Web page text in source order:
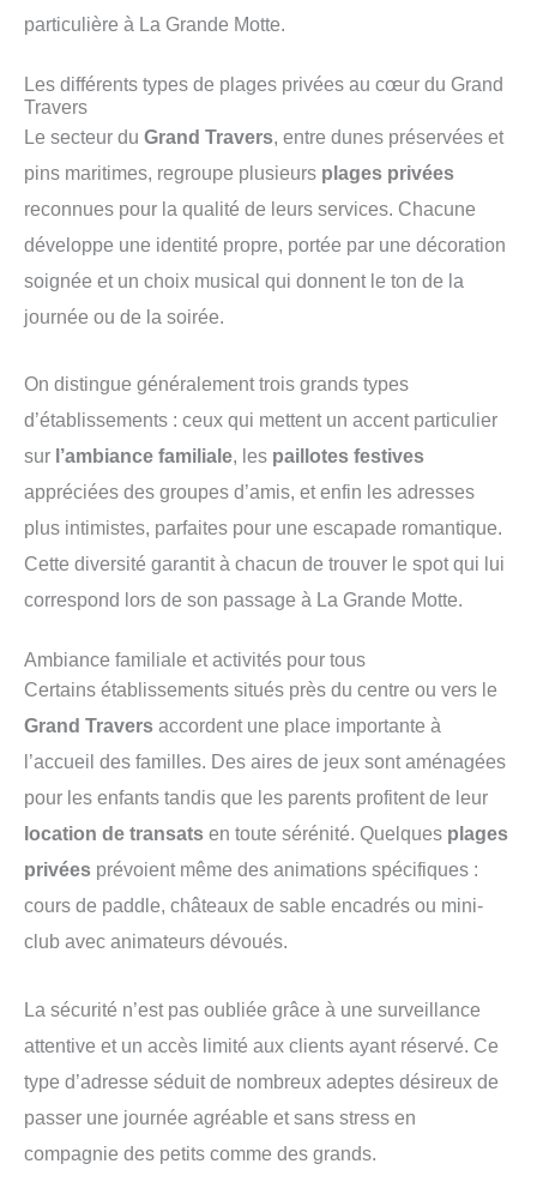
particulière à La Grande Motte.
Les différents types de plages privées au cœur du Grand
Travers
Le secteur du Grand Travers, entre dunes préservées et
pins maritimes, regroupe plusieurs plages privées
reconnues pour la qualité de leurs services. Chacune
développe une identité propre, portée par une décoration
soignée et un choix musical qui donnent le ton de la
journée ou de la soirée.
On distingue généralement trois grands types
d’établissements : ceux qui mettent un accent particulier
sur l’ambiance familiale, les paillotes festives
appréciées des groupes d’amis, et enfin les adresses
plus intimistes, parfaites pour une escapade romantique.
Cette diversité garantit à chacun de trouver le spot qui lui
correspond lors de son passage à La Grande Motte.
Ambiance familiale et activités pour tous
Certains établissements situés près du centre ou vers le
Grand Travers accordent une place importante à
l’accueil des familles. Des aires de jeux sont aménagées
pour les enfants tandis que les parents profitent de leur
location de transats en toute sérénité. Quelques plages
privées prévoient même des animations spécifiques :
cours de paddle, châteaux de sable encadrés ou mini-
club avec animateurs dévoués.
La sécurité n’est pas oubliée grâce à une surveillance
attentive et un accès limité aux clients ayant réservé. Ce
type d’adresse séduit de nombreux adeptes désireux de
passer une journée agréable et sans stress en
compagnie des petits comme des grands.